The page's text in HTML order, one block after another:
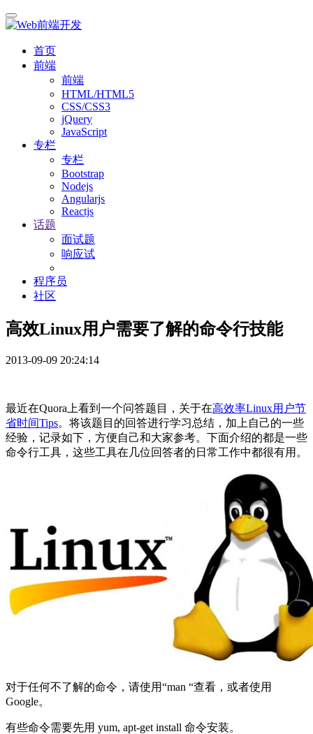
首页
前端
前端
HTML/HTML5
CSS/CSS3
jQuery
JavaScript
专栏
专栏
Bootstrap
Nodejs
Angularjs
Reactjs
话题
面试题
响应试
程序员
社区
高效Linux用户需要了解的命令行技能
2013-09-09 20:24:14
最近在Quora上看到一个问答题目，关于在高效率Linux用户节
省时间Tips。将该题目的回答进行学习总结，加上自己的一些
经验，记录如下，方便自己和大家参考。下面介绍的都是一些
命令行工具，这些工具在几位回答者的日常工作中都很有用。
对于任何不了解的命令，请使用“man “查看，或者使用
Google。
有些命令需要先用 yum, apt-get install 命令安装。